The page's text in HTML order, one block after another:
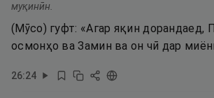
муқинӣн.
(Мӯсо) гуфт: «Агар яқин дорандаед,
осмонҳо ва Замин ва он чӣ дар
26:24